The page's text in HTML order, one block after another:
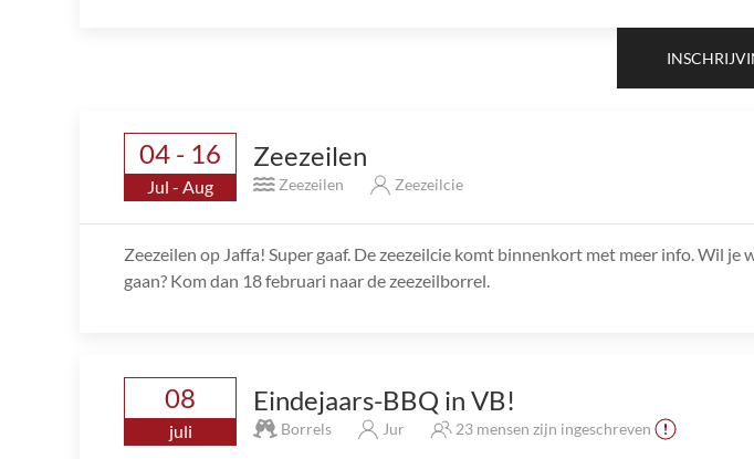
04 - 16
Jul - Aug
Zeezeilen
Zeezeilen Zeezeilcie
Zeezeilen op Jaffa! Super gaaf. De zeezeilcie komt binnenkort met meer info. Wil je
gaan? Kom dan 18 februari naar de zeezeilborrel.
08
juli
Eindejaars-BBQ in VB!
Borrels Jur 23 mensen zijn ingeschreven